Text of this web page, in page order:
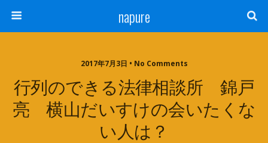
napure
2017年7月3日 • No Comments
行列のできる法律相談所 錦戸
亮 横山だいすけの会いたくな
い人は？